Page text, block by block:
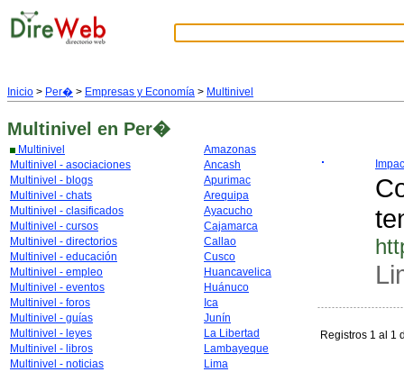
Inicio > Per� > Empresas y Economía > Multinivel
Multinivel en Per�
Multinivel
Multinivel - asociaciones
Multinivel - blogs
Multinivel - chats
Multinivel - clasificados
Multinivel - cursos
Multinivel - directorios
Multinivel - educación
Multinivel - empleo
Multinivel - eventos
Multinivel - foros
Multinivel - guías
Multinivel - leyes
Multinivel - libros
Multinivel - noticias
Amazonas
Ancash
Apurimac
Arequipa
Ayacucho
Cajamarca
Callao
Cusco
Huancavelica
Huánuco
Ica
Junín
La Libertad
Lambayeque
Lima
Registros 1 al 1